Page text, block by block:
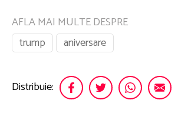
AFLA MAI MULTE DESPRE
trump
aniversare
Distribuie: